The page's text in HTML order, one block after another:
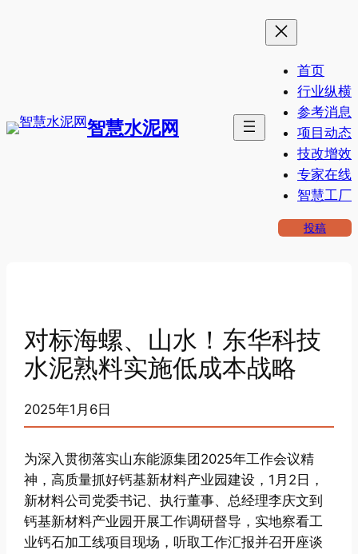
智慧水泥网
首页
行业纵横
参考消息
项目动态
技改增效
专家在线
智慧工厂
投稿
对标海螺、山水！东华科技
水泥熟料实施低成本战略
2025年1月6日
为深入贯彻落实山东能源集团2025年工作会议精
神，高质量抓好钙基新材料产业园建设，1月2日，
新材料公司党委书记、执行董事、总经理李庆文到
钙基新材料产业园开展工作调研督导，实地察看工
业钙石加工线项目现场，听取工作汇报并召开座谈